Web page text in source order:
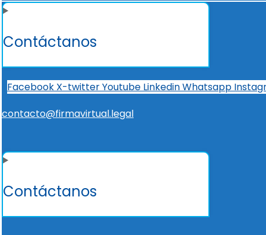
Contáctanos
Facebook X-twitterYoutube LinkedinWhatsapp
contacto@firmavirtual.legal
Contáctanos